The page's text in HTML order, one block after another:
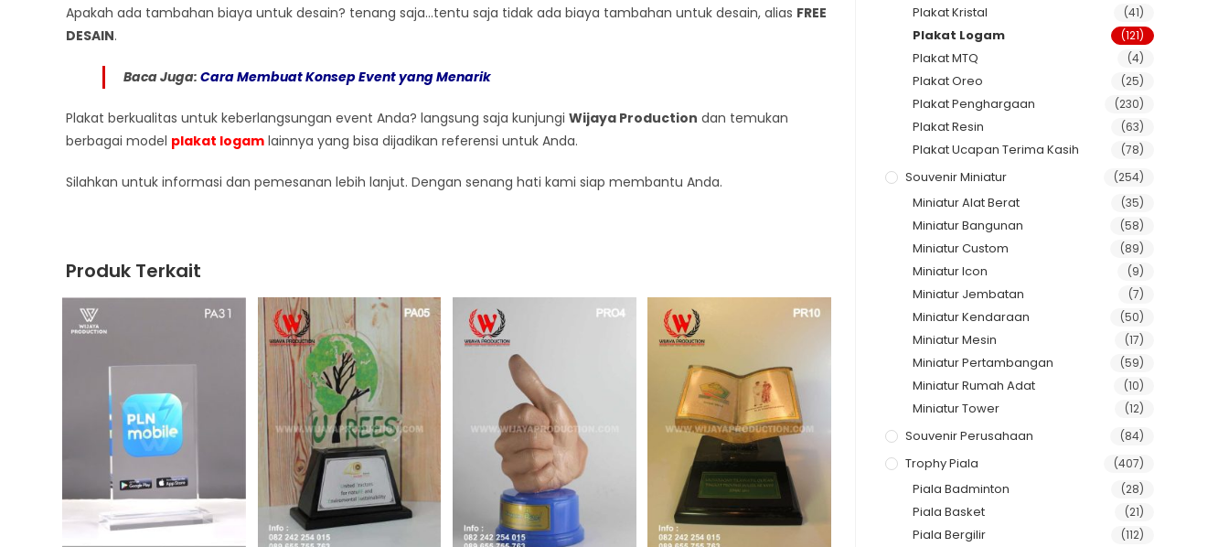
Apakah ada tambahan biaya untuk desain? tenang saja…tentu saja tidak ada biaya tambahan untuk desain, alias FREE
DESAIN.
Baca Juga: Cara Membuat Konsep Event yang Menarik
Plakat berkualitas untuk keberlangsungan event Anda? langsung saja kunjungi Wijaya Production dan temukan
berbagai model plakat logam lainnya yang bisa dijadikan referensi untuk Anda.
Silahkan untuk informasi dan pemesanan lebih lanjut. Dengan senang hati kami siap membantu Anda.
Produk Terkait
Plakat Kristal (41)
Plakat Logam (121)
Plakat MTQ (4)
Plakat Oreo (25)
Plakat Penghargaan (230)
Plakat Resin (63)
Plakat Ucapan Terima Kasih (78)
Souvenir Miniatur (254)
Miniatur Alat Berat (35)
Miniatur Bangunan (58)
Miniatur Custom (89)
Miniatur Icon (9)
Miniatur Jembatan (7)
Miniatur Kendaraan (50)
Miniatur Mesin (17)
Miniatur Pertambangan (59)
Miniatur Rumah Adat (10)
Miniatur Tower (12)
Souvenir Perusahaan (84)
Trophy Piala (407)
Piala Badminton (28)
Piala Basket (21)
Piala Bergilir (112)